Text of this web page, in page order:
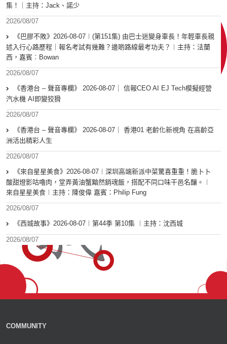
集！｜主持：Jack、諾少
2026/08/07
《巴膠不敗》2026-08-07︱(第151集) 由巴士迷變身車長！年輕車長親
述入行心路歷程｜報名考試有幾難？邊啲路線最考功夫？︱主持：法蘭
西，嘉賓︰Bowan
2026/08/07
《香港台 – 聲音專欄》 2026-08-07｜ 信報CEO AI EJ Tech模擬經營
汽水機 AI即變狡猾
2026/08/07
《香港台 – 聲音專欄》 2026-08-07｜ 香港01 老齡化新視角 在高齡亞
洲活出精彩人生
2026/08/07
《來自星星美食》2026-08-07︱深圳高端新派中菜驚喜重重！脆卜卜
酸甜燈影咕嚕肉，堂弄黃油蟹黯然銷魂飯，搭配不同口味干邑名釀。︱
來自星星美食︱主持：陳俊偉 嘉賓：Philip Fung
2026/08/07
《西城故事》2026-08-07︱第44季 第10集 ︱主持：沈西城
2026/08/07
COMMUNITY